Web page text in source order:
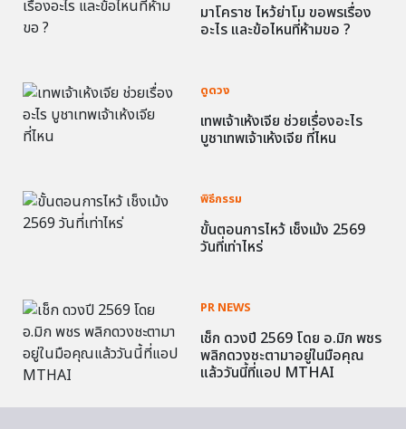
มาโคราช ไหว้ย่าโม ขอพรเรื่อง
อะไร และข้อไหนที่ห้ามขอ ?
ดูดวง
เทพเจ้าเห้งเจีย ช่วยเรื่องอะไร
บูชาเทพเจ้าเห้งเจีย ที่ไหน
พิธีกรรม
ขั้นตอนการไหว้ เช็งเม้ง 2569
วันที่เท่าไหร่
PR NEWS
เช็ก ดวงปี 2569 โดย อ.มิก พชร
พลิกดวงชะตามาอยู่ในมือคุณ
แล้ววันนี้ที่แอป MTHAI